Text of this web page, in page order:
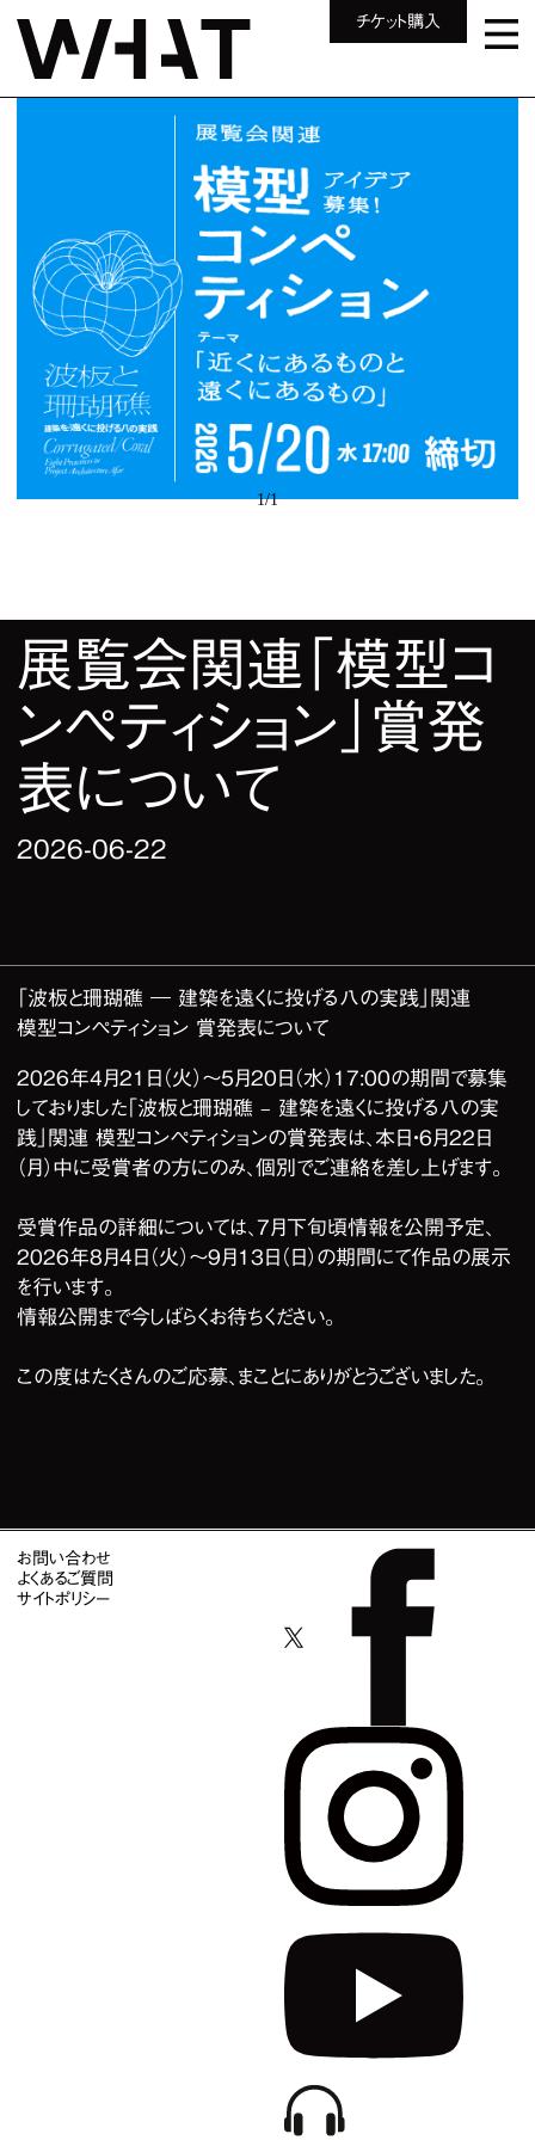
チケット購入
1/1
展覧会関連「模型コ
ンペティション」賞発
表について
2026-06-22
「波板と珊瑚礁 ― 建築を遠くに投げる八の実践」関連
模型コンペティション 賞発表について
2026年4月21日（火）～5月20日（水）17:00の期間で募集
しておりました「波板と珊瑚礁 – 建築を遠くに投げる八の実
践」関連 模型コンペティションの賞発表は、本日・6月22日
（月）中に受賞者の方にのみ、個別でご連絡を差し上げます。
受賞作品の詳細については、7月下旬頃情報を公開予定、
2026年8月4日（火）～9月13日（日）の期間にて作品の展示
を行います。
情報公開まで今しばらくお待ちください。
この度はたくさんのご応募、まことにありがとうございました。
お問い合わせ
よくあるご質問
サイトポリシー